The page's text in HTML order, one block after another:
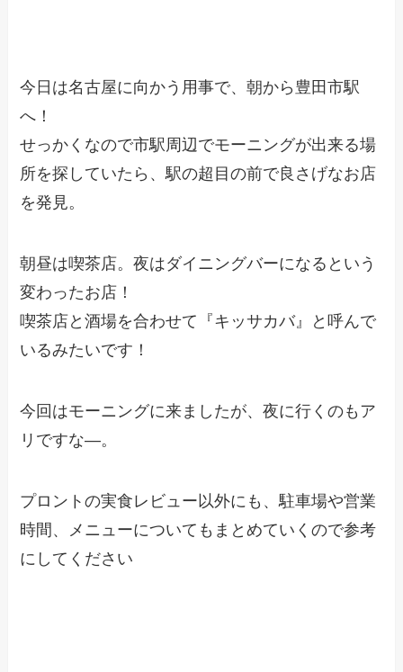
今日は名古屋に向かう用事で、朝から豊田市駅
へ！
せっかくなので市駅周辺でモーニングが出来る場
所を探していたら、駅の超目の前で良さげなお店
を発見。
朝昼は喫茶店。夜はダイニングバーになるという
変わったお店！
喫茶店と酒場を合わせて『キッサカバ』と呼んで
いるみたいです！
今回はモーニングに来ましたが、夜に行くのもア
リですな―。
プロントの実食レビュー以外にも、駐車場や営業
時間、メニューについてもまとめていくので参考
にしてください